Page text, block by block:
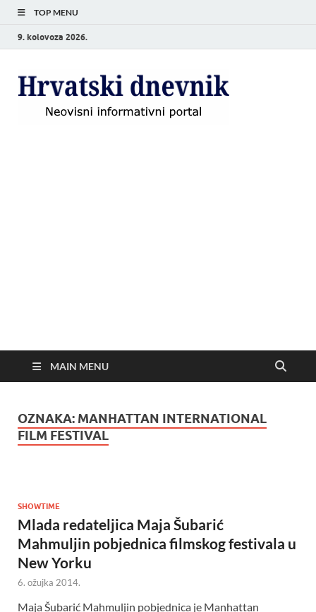
TOP MENU
9. kolovoza 2026.
MAIN MENU
OZNAKA: MANHATTAN INTERNATIONAL
FILM FESTIVAL
SHOWTIME
Mlada redateljica Maja Šubarić
Mahmuljin pobjednica filmskog festivala u
New Yorku
6. ožujka 2014.
Maja Šubarić Mahmuljin pobjednica je Manhattan